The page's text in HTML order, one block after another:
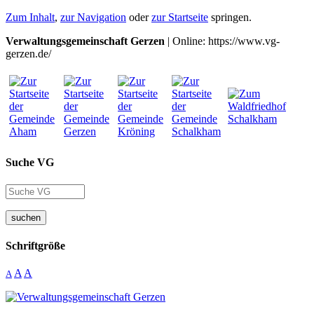
Zum Inhalt, zur Navigation oderzur Startseite springen.
Verwaltungsgemeinschaft Gerzen | Online: https://www.vg-
gerzen.de/
Suche VG
suchen
Schriftgröße
A A A